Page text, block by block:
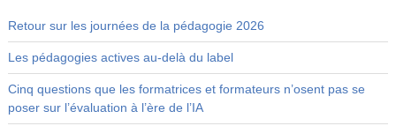
Retour sur les journées de la pédagogie 2026
Les pédagogies actives au-delà du label
Cinq questions que les formatrices et formateurs n’osent pas se
poser sur l’évaluation à l’ère de l’IA